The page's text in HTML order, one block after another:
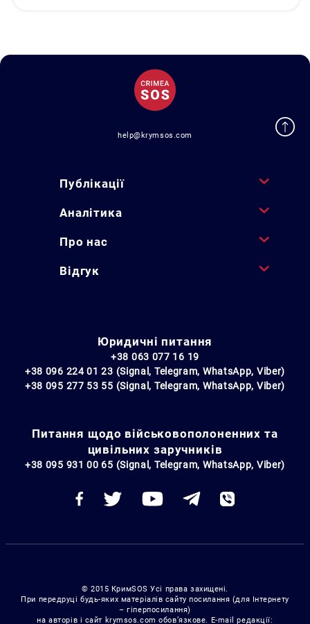
help@krymsos.com
Публікації
Аналітика
Про нас
Відгук
Юридичні питання
+38 063 077 16 19
+38 096 224 01 23 (Signal, Telegram, WhatsApp, Viber)
+38 095 277 53 55 (Signal, Telegram, WhatsApp, Viber)
Питання щодо військовополоненних та
цивільних заручників
+38 095 931 00 65 (Signal, Telegram, WhatsApp, Viber)
© 2015 КримSOS Усі права захищені.
При передруці будь-яких матеріалів сайту посилання (для Інтернету
– гіперпосилання)
на авторів і сайт krymsos.com обов’язкове. E-mail редакції: